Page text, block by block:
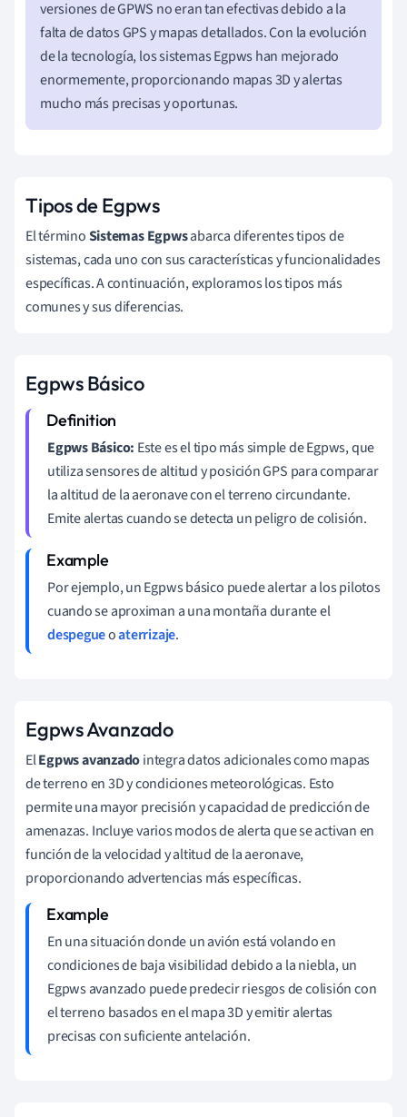
versiones de GPWS no eran tan efectivas debido a la
falta de datos GPS y mapas detallados. Con la evolución
de la tecnología, los sistemas Egpws han mejorado
enormemente, proporcionando mapas 3D y alertas
mucho más precisas y oportunas.
Tipos de Egpws
El términoSistemas Egpwsabarca diferentes tipos de
sistemas, cada uno con sus características y funcionalidades
específicas. A continuación, exploramos los tipos más
comunes y sus diferencias.
Egpws Básico
Egpws Básico: Este es el tipo más simple de Egpws, que
utiliza sensores de altitud y posición GPS para comparar
la altitud de la aeronave con el terreno circundante.
Emite alertas cuando se detecta un peligro de colisión.
Por ejemplo, un Egpws básico puede alertar a los pilotos
cuando se aproximan a una montaña durante el
despegueoaterrizaje.
Egpws Avanzado
ElEgpws avanzadointegra datos adicionales como mapas
de terreno en 3D y condiciones meteorológicas. Esto
permite una mayor precisión y capacidad de predicción de
amenazas. Incluye varios modos de alerta que se activan en
función de la velocidad y altitud de la aeronave,
proporcionando advertencias más específicas.
En una situación donde un avión está volando en
condiciones de baja visibilidad debido a la niebla, un
Egpws avanzado puede predecir riesgos de colisión con
el terreno basados en el mapa 3D y emitir alertas
precisas con suficiente antelación.